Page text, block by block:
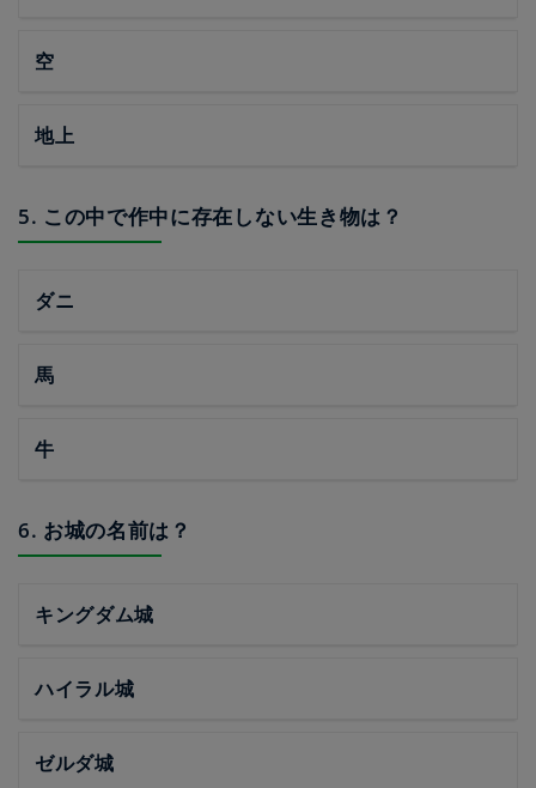
空
地上
5. この中で作中に存在しない生き物は？
ダニ
馬
牛
6. お城の名前は？
キングダム城
ハイラル城
ゼルダ城